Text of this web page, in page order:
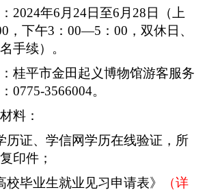
2024年6 月 24日至6 月 28 日（上
，下午3：00—5 ： 00，双休日、
手续）。
桂平市金田起义博物馆游客服务
0775-3566004。
料：
历证、学信网学历在线验证，所
印件；
校毕业生就业见习申请表》 （详